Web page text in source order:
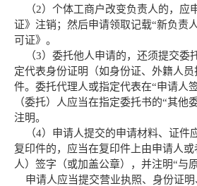
（2）个体工商户改变负责人的，应
证》注销；然后申请领取记载“新负责
可证》。
（3）委托他人申请的，还须提交委
定代表身份证明（如身份证、外籍人
件。委托代理人或指定代表在“申请人
（委托）人应当在指定委托书的“其他
注明。
（4）申请人提交的申请材料、证件
复印件的，应当在复印件上由申请人
人）签字（或加盖公章），并注明“与
申请人应当提交营业执照、身份证明